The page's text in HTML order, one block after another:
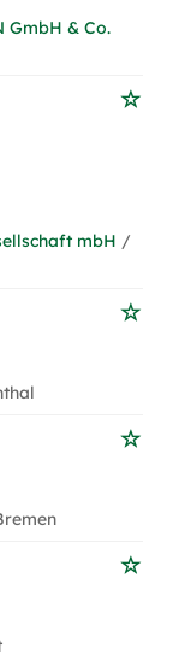
GmbH & Co.
mbH /